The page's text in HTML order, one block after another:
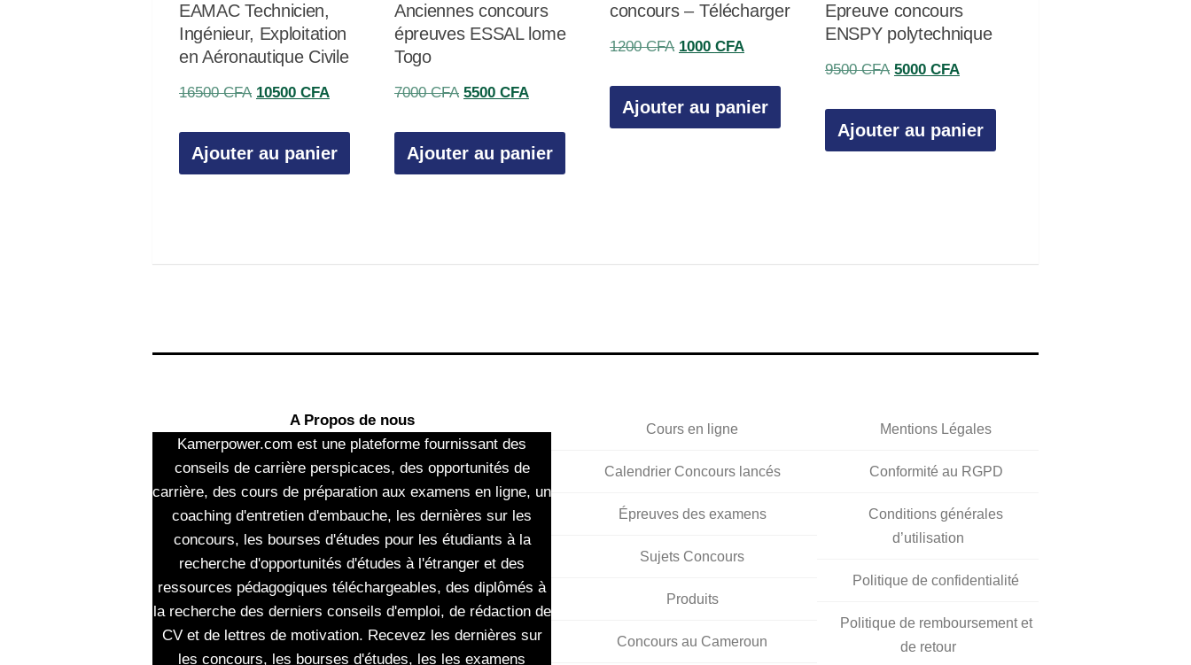
EAMAC Technicien,
Ingénieur, Exploitation
en Aéronautique Civile
16500CFA Le
initial
était :
10500 CFA
actuel
est :
Ajouter au panier
Anciennes concours
épreuves ESSAL lome
Togo
7000CFA Le
initial
était :
5500 CFALe
actuel
est :
Ajouter au panier
concours – Télécharger
1200CFA Le
initial
était :
1000 CFALe
actuel
est :
Ajouter au panier
Epreuve concours
ENSPY polytechnique
9500CFA Le
initial
était :
5000 CFALe
actuel
est :
Ajouter au panier
A Propos de nous
Kamerpower.com est une plateforme fournissant des
conseils de carrière perspicaces, des opportunités de
carrière, des cours de préparation aux examens en ligne, un
coaching d'entretien d'embauche, les dernières sur les
concours, les bourses d'études pour les étudiants à la
recherche d'opportunités d'études à l'étranger et des
ressources pédagogiques téléchargeables, des diplômés à
la recherche des derniers conseils d'emploi, de rédaction de
CV et de lettres de motivation. Recevez les dernières sur
les concours, les bourses d'études, les les examens
Cours en ligne
Calendrier Concours lancés
Épreuves des examens
Sujets Concours
Produits
Concours au Cameroun
Mentions Légales
Conformité au RGPD
Conditions générales
d’utilisation
Politique de confidentialité
Politique de remboursement et
de retour